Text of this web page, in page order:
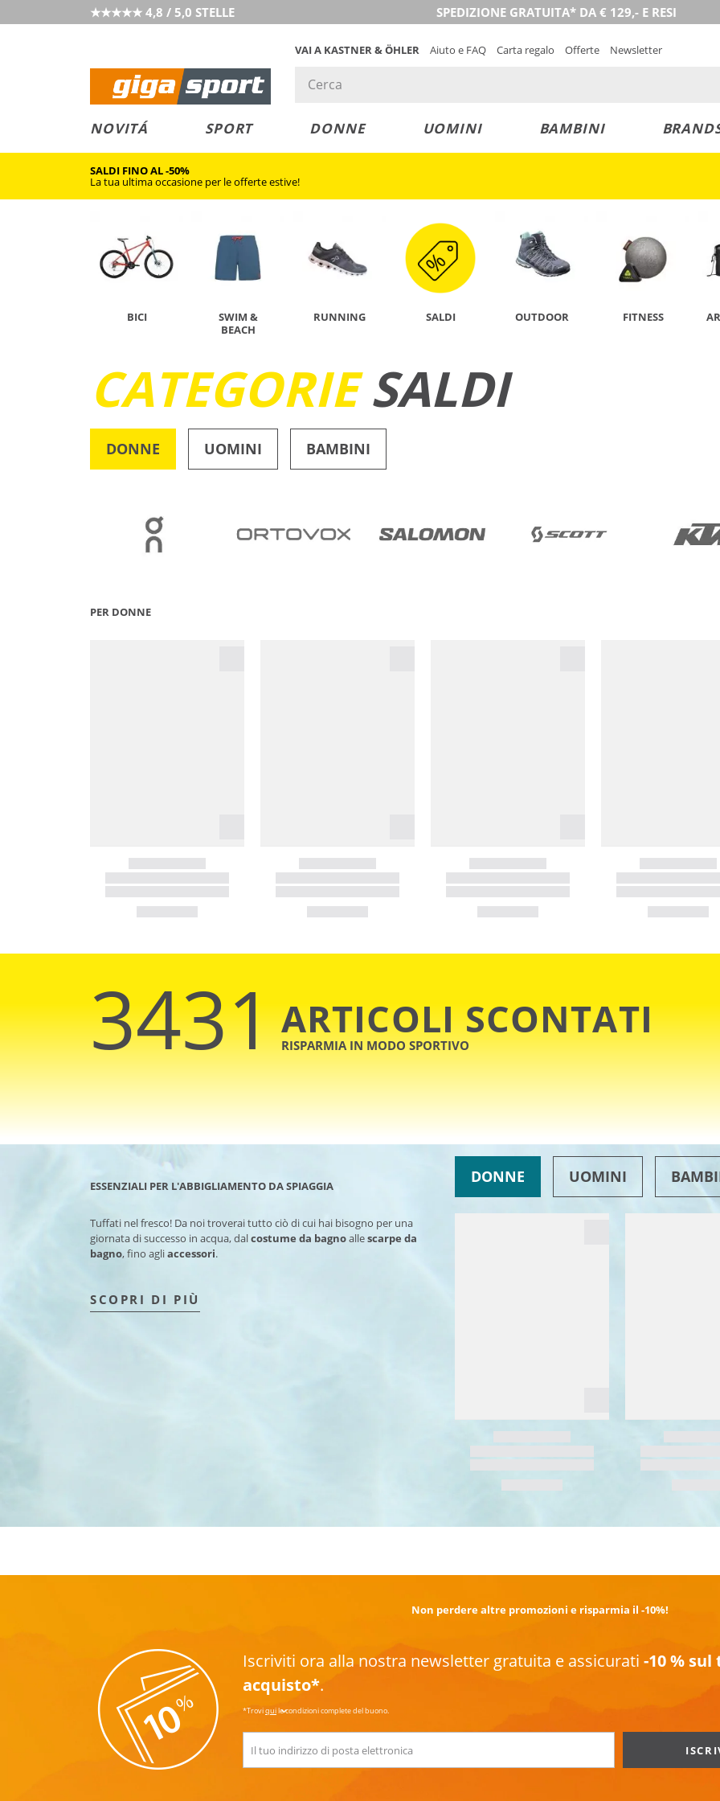
★★★★★ 4,8 / 5,0 STELLE SPEDIZIONE GRATUITA* DA € 129,- E RESI
VAI A KASTNER & ÖHLER Aiuto e FAQ Carta regalo Offerte Newsletter
NOVITÁ SPORT DONNE UOMINI BAMBINI
SALDI FINO AL -50%
La tua ultima occasione per le offerte estive!
BICI
SWIM &
BEACH
RUNNING SALDI OUTDOOR FITNESS
CATEGORIESALDI
DONNE UOMINI BAMBINI
PER DONNE
3431ARTICOLI SCONTATI
RISPARMIA IN MODO SPORTIVO
ESSENZIALI PER L'ABBIGLIAMENTO DA SPIAGGIA
Tuffati nel fresco! Da noi troverai tutto ciò di cui hai bisogno per una
giornata di successo in acqua, dalcostume da bagnoallescarpe da
bagno, fino agliaccessori.
SCOPRI DI PIÙ
DONNE UOMINI
Non perdere altre promozioni e risparmia il -10%!
Iscriviti ora alla nostra newsletter gratuita e assicurati -10 % sul
acquisto*.
*Troviquile condizioni complete del buono.